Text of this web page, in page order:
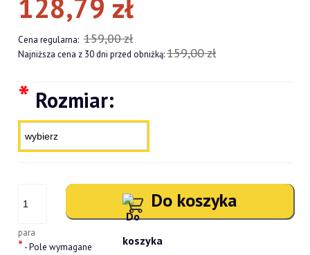
128,79 zł
Cena regularna: 159,00 zł
Najniższa cena z 30 dni przed obniżką:159,00 zł
* Rozmiar:
para
Do koszyka
* - Pole wymagane